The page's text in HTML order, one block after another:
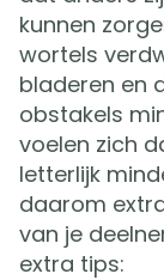
kunnen
wortels
bladeren en
obstakels
voelen zich
letterlijk
daarom
van je
extra tips: